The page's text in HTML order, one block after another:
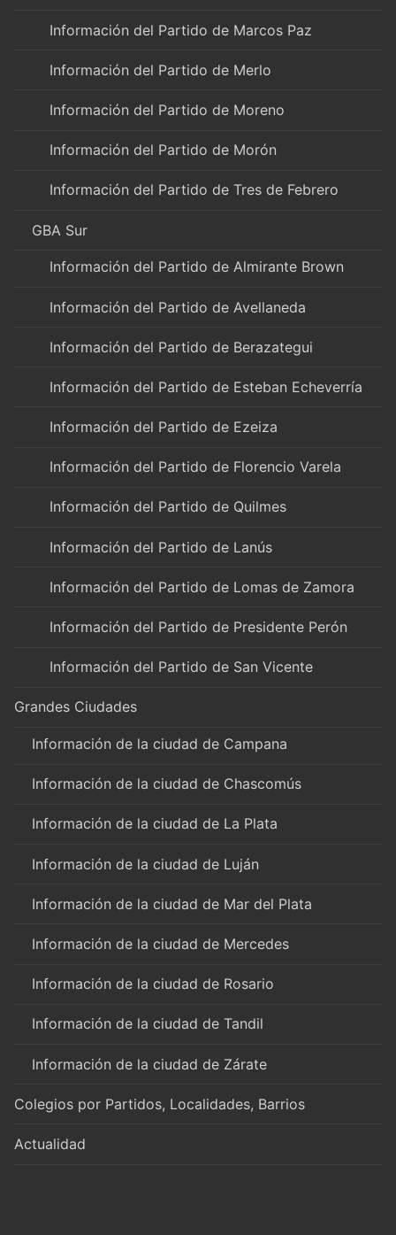
Información del Partido de Marcos Paz
Información del Partido de Merlo
Información del Partido de Moreno
Información del Partido de Morón
Información del Partido de Tres de Febrero
GBA Sur
Información del Partido de Almirante Brown
Información del Partido de Avellaneda
Información del Partido de Berazategui
Información del Partido de Esteban Echeverría
Información del Partido de Ezeiza
Información del Partido de Florencio Varela
Información del Partido de Quilmes
Información del Partido de Lanús
Información del Partido de Lomas de Zamora
Información del Partido de Presidente Perón
Información del Partido de San Vicente
Grandes Ciudades
Información de la ciudad de Campana
Información de la ciudad de Chascomús
Información de la ciudad de La Plata
Información de la ciudad de Luján
Información de la ciudad de Mar del Plata
Información de la ciudad de Mercedes
Información de la ciudad de Rosario
Información de la ciudad de Tandil
Información de la ciudad de Zárate
Colegios por Partidos, Localidades, Barrios
Actualidad